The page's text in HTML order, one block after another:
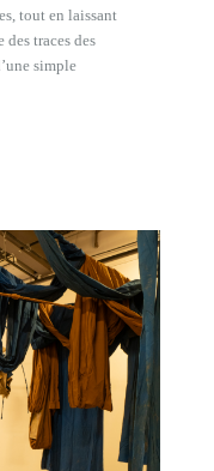
tout en laissant
traces des
simple